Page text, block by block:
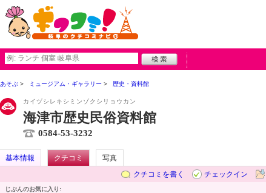
あそぶ ミュージアム・ギャラリー 歴史・資料館
カイヅシレキシミンゾクシリョウカン
海津市歴史民俗資料館
0584-53-3232
基本情報 クチコミ
写真
クチコミを書く
チェックイン
じぶんのお気に入り: